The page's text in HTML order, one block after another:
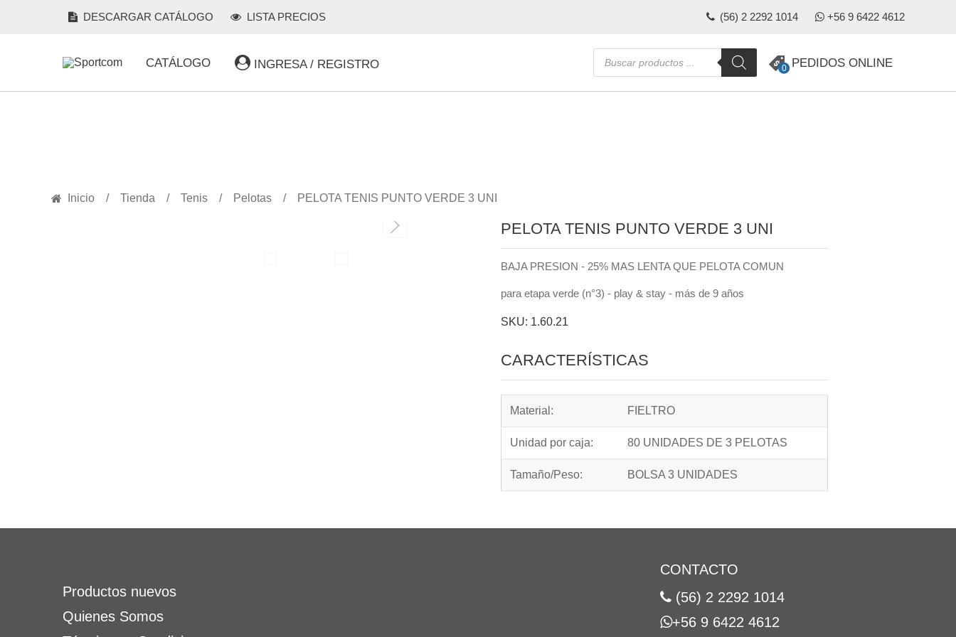
DESCARGAR CATÁLOGO LISTA PRECIOS (56) 2 2292 1014 +56 9 6422 4612
CATÁLOGO INGRESA / REGISTRO
Búsqueda
de
productos
0 PEDIDOS ONLINE
Inicio Tienda Tenis Pelotas PELOTA TENIS PUNTO VERDE 3 UNI
PELOTA TENIS PUNTO VERDE 3 UNI
BAJA PRESION - 25% MAS LENTA QUE PELOTA COMUN
para etapa verde (n°3) - play & stay - más de 9 años
SKU: 1.60.21
CARACTERÍSTICAS
Material: FIELTRO
Unidad por caja: 80 UNIDADES DE 3 PELOTAS
Tamaño/Peso: BOLSA 3 UNIDADES
Productos nuevos
Quienes Somos
CONTACTO
(56) 2 2292 1014
+56 9 6422 4612